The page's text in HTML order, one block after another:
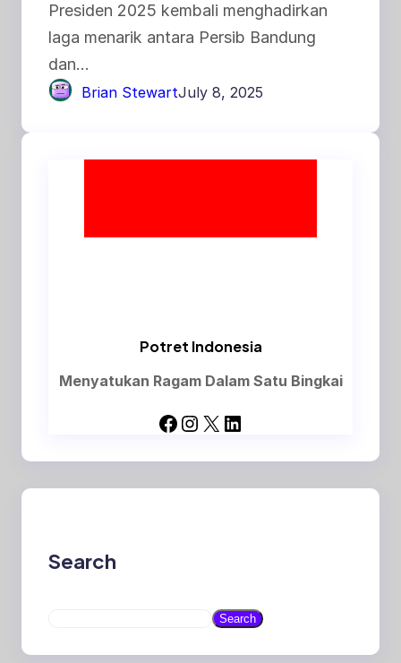
Presiden 2025 kembali menghadirkan
laga menarik antara Persib Bandung
dan…
Brian StewartJuly 8, 2025
Potret Indonesia
Menyatukan Ragam Dalam Satu Bingkai
Facebook Instagram X LinkedIn
Search
a
Search